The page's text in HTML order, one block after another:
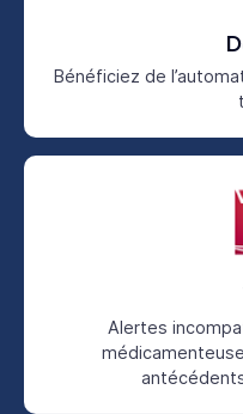
Bénéficiez de
Alertes